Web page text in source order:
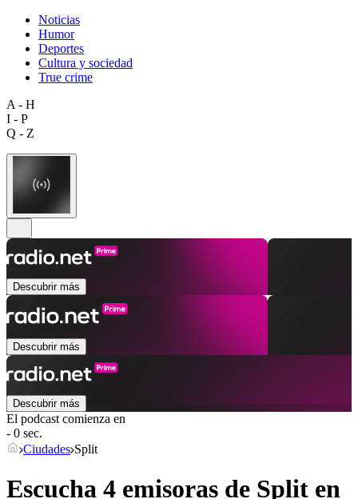
Noticias
Humor
Deportes
Cultura y sociedad
True crime
A - H
I - P
Q - Z
Descubrir más
Descubrir más
Descubrir más
El podcast comienza en
- 0 sec.
Ciudades Split
Escucha 4 emisoras de Split en